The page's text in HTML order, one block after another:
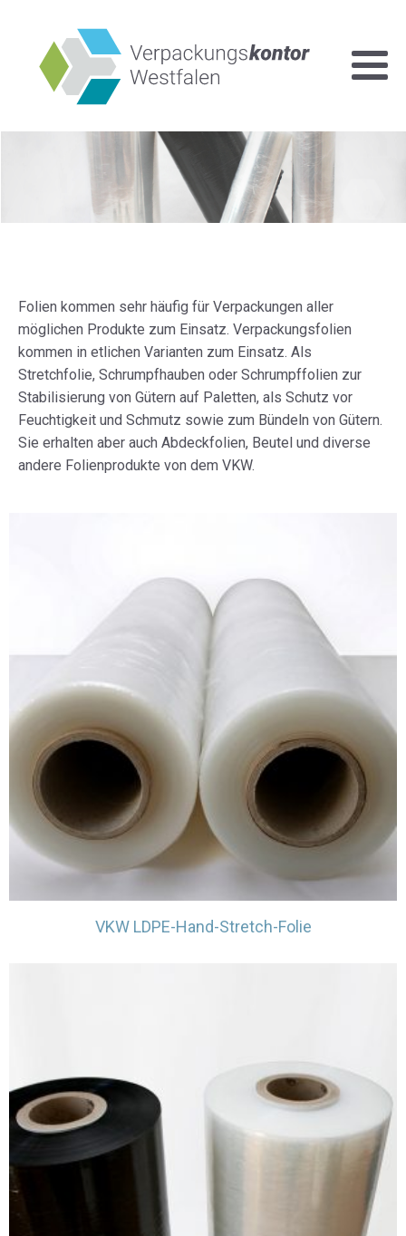
Folien kommen sehr häufig für Verpackungen aller
möglichen Produkte zum Einsatz. Verpackungsfolien
kommen in etlichen Varianten zum Einsatz. Als
Stretchfolie, Schrumpfhauben oder Schrumpffolien zur
Stabilisierung von Gütern auf Paletten, als Schutz vor
Feuchtigkeit und Schmutz sowie zum Bündeln von Gütern.
Sie erhalten aber auch Abdeckfolien, Beutel und diverse
andere Folienprodukte von dem VKW.
VKW LDPE-Hand-Stretch-Folie